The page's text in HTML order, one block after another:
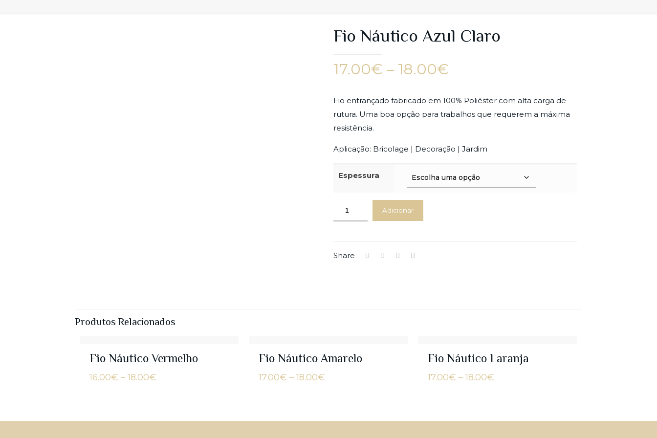
Fio Náutico Azul Claro
17.00€ – 18.00€
17.00€
through
Fio entrançado fabricado em 100% Poliéster com alta carga de
rutura. Uma boa opção para trabalhos que requerem a máxima
resistência.
Aplicação: Bricolage | Decoração | Jardim
Espessura
Adicionar
Share
Produtos Relacionados
Fio Náutico Vermelho
16.00€ – 18.00€Price
Fio Náutico Amarelo
17.00€ – 18.00€Price
Fio Náutico Laranja
17.00€ – 18.00€Price